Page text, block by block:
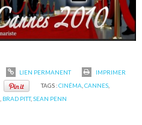
LIEN PERMANENT
IMPRIMER
TAGS :CINÉMA CANNES,
BRAD PITT,SEAN PENN